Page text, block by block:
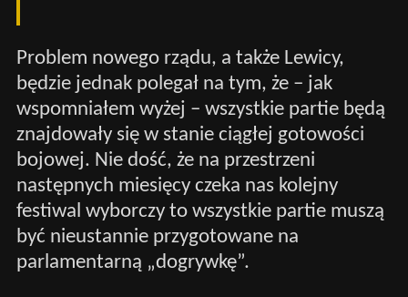
Problem nowego rządu, a także Lewicy,
będzie jednak polegał na tym, że – jak
wspomniałem wyżej – wszystkie partie będą
znajdowały się w stanie ciągłej gotowości
bojowej. Nie dość, że na przestrzeni
następnych miesięcy czeka nas kolejny
festiwal wyborczy to wszystkie partie muszą
być nieustannie przygotowane na
parlamentarną „dogrywkę”.